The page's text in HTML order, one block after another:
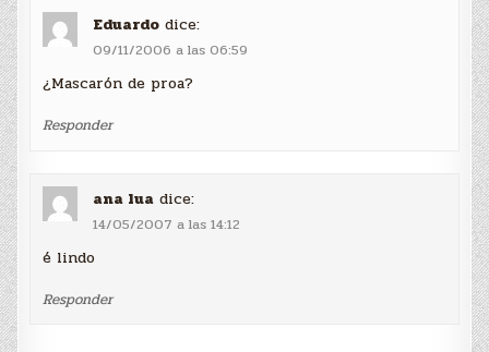
Eduardo dice:
09/11/2006 a las 06:59
¿Mascarón de proa?
Responder
ana lua dice:
14/05/2007 a las 14:12
é lindo
Responder